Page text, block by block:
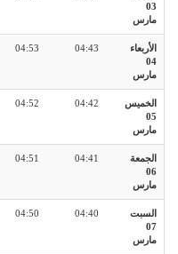
03
مارس
الأربعاء
04
مارس
04:43
04:53
الخميس
05
مارس
04:42
04:52
الجمعة
06
مارس
04:41
04:51
السبت
07
مارس
04:40
04:50